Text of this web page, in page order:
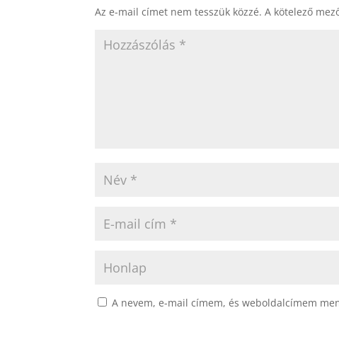
Az e-mail címet nem tesszük közzé. A kötelező
A nevem, e-mail címem, és weboldalcímem